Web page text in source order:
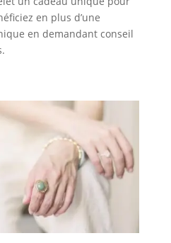
en plus d’une
en demandant conseil